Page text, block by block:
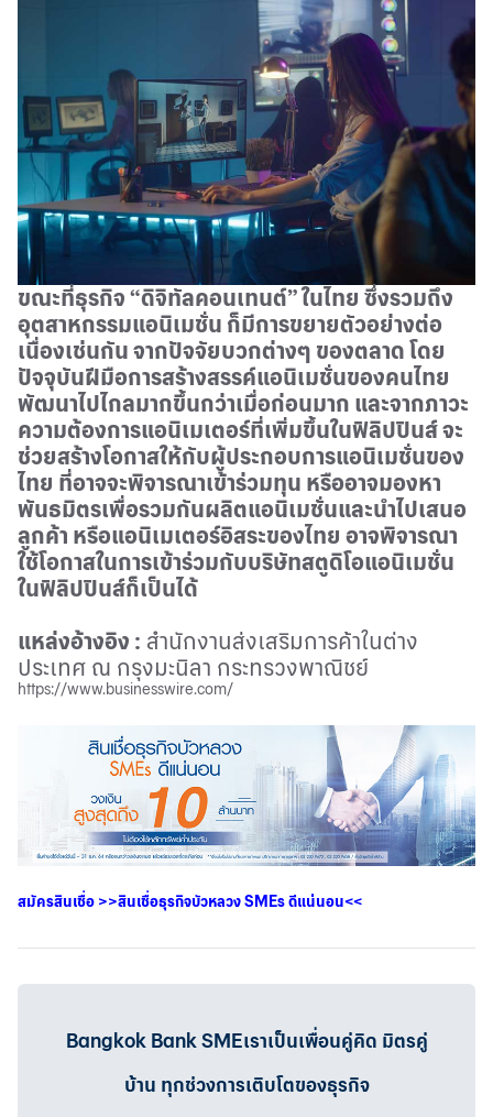
ขณะที่ธุรกิจ “ดิจิทัลคอนเทนต์” ในไทย ซึ่งรวมถึง
อุตสาหกรรมแอนิเมชั่น ก็มีการขยายตัวอย่างต่อ
เนื่องเช่นกัน จากปัจจัยบวกต่างๆ ของตลาด โดย
ปัจจุบันฝีมือการสร้างสรรค์แอนิเมชั่นของคนไทย
พัฒนาไปไกลมากขึ้นกว่าเมื่อก่อนมาก และจากภาวะ
ความต้องการแอนิเมเตอร์ที่เพิ่มขึ้นในฟิลิปปินส์ จะ
ช่วยสร้างโอกาสให้กับผู้ประกอบการแอนิเมชั่นของ
ไทย ที่อาจจะพิจารณาเข้าร่วมทุน หรืออาจมองหา
พันธมิตรเพื่อรวมกันผลิตแอนิเมชั่นและนำไปเสนอ
ลูกค้า หรือแอนิเมเตอร์อิสระของไทย อาจพิจารณา
ใช้โอกาสในการเข้าร่วมกับบริษัทสตูดิโอแอนิเมชั่น
ในฟิลิปปินส์ก็เป็นได้
แหล่งอ้างอิง : สำนักงานส่งเสริมการค้าในต่าง
ประเทศ ณ กรุงมะนิลา กระทรวงพาณิชย์
https://www.businesswire.com/
สมัครสินเชื่อ >>สินเชื่อธุรกิจบัวหลวงSMEsดีแน่นอน<<
Bangkok Bank SMEเราเป็นเพื่อนคู่คิด มิตรคู่
บ้าน ทุกช่วงการเติบโตของธุรกิจ